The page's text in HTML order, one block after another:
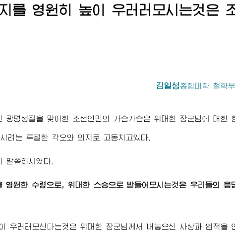
를 영원히 높이 우러러모시는것은
김일성종합대학 철학
광명성절을 맞이한 조선인민의 가슴가슴은 위대한 장군님 에 대한
려는 투철한 각오와 의지로 고동치고있다.
말씀하시였다.
영원한 수령으로, 위대한 스승으로 받들어모시는것은 우리들의 응
우러러모신다는것은 위대한 장군님 께서 내놓으신 사상과 업적을